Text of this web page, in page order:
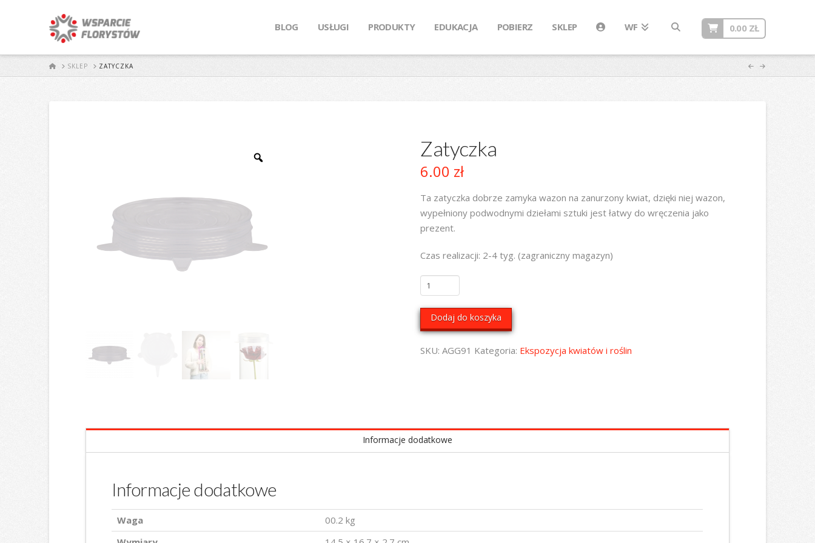
BLOG USŁUGI PRODUKTY EDUKACJA POBIERZ SKLEP WF 0.00 ZŁ
STARTSKLEP ZATYCZKA
Zatyczka
6.00 zł
Ta zatyczka dobrze zamyka wazon na zanurzony kwiat, dzięki niej wazon,
wypełniony podwodnymi dziełami sztuki jest łatwy do wręczenia jako
prezent.
Czas realizacji: 2-4 tyg. (zagraniczny magazyn)
ilość
Zatyczka
Dodaj do koszyka
SKU:AGG91 Kategoria: Ekspozycja kwiatów i roślin
Informacje dodatkowe
Informacje dodatkowe
Waga
00.2 kg